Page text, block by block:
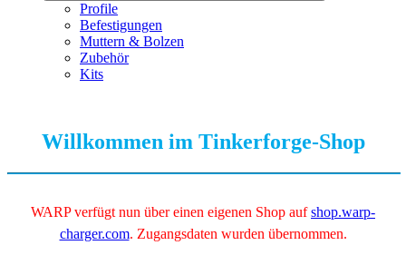
Profile
Befestigungen
Muttern & Bolzen
Zubehör
Kits
Willkommen im Tinkerforge-Shop
WARP verfügt nun über einen eigenen Shop aufshop.warp-
charger.com. Zugangsdaten wurden übernommen.